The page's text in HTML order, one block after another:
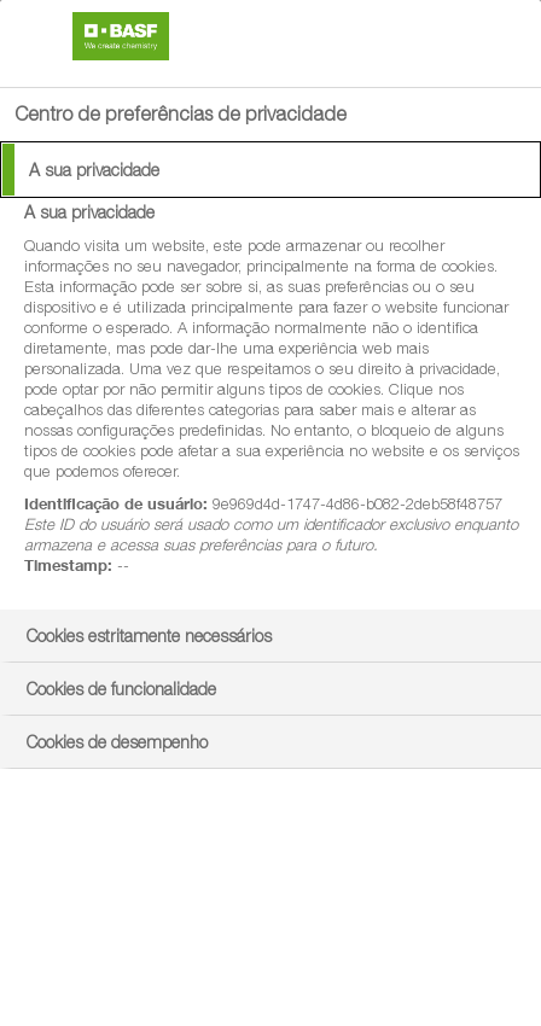
Serifel®
Serifel®é um fungicida biológico com base
na estirpe exclusiva MBI600 de Bacillus
amyloliquefaciens (110 g/kg equivalente a
5,5 x 1010 cfu/g).
Serifel®pode ser usado numa grande
variedade de culturas como videira (uva de
mesa e de vinificação), tomateiro, alface,
endívia, rúcula, framboesa, pimenteiro,
alface-cordeiro, escarola, quiabo.
Centro de preferências de privacidade
A sua privacidade
A sua privacidade
Quando visita um website, este pode armazenar ou recolher
informações no seu navegador, principalmente na forma de cookies.
Esta informação pode ser sobre si, as suas preferências ou o seu
dispositivo e é utilizada principalmente para fazer o website funcionar
conforme o esperado. A informação normalmente não o identifica
diretamente, mas pode dar-lhe uma experiência web mais
personalizada. Uma vez que respeitamos o seu direito à privacidade,
pode optar por não permitir alguns tipos de cookies. Clique nos
cabeçalhos das diferentes categorias para saber mais e alterar as
nossas configurações predefinidas. No entanto, o bloqueio de alguns
tipos de cookies pode afetar a sua experiência no website e os serviços
que podemos oferecer.
Identificação de usuário: 9e969d4d-1747-4d86-b082-2deb58f48757
Este ID do usuário será usado como um identificador exclusivo enquanto
armazena e acessa suas preferências para o futuro.
Timestamp: --
Cookies estritamente necessários
Cookies de funcionalidade
Cookies de desempenho